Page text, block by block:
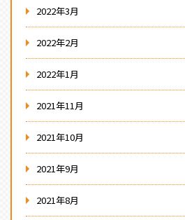
2022年3月
2022年2月
2022年1月
2021年11月
2021年10月
2021年9月
2021年8月